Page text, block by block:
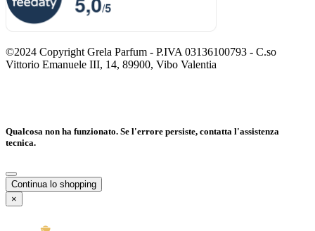
©2024 Copyright Grela Parfum - P.IVA 03136100793 - C.so
Vittorio Emanuele III, 14, 89900, Vibo Valentia
Qualcosa non ha funzionato. Se l'errore persiste, contatta l'assistenza
tecnica.
Continua lo shopping
×